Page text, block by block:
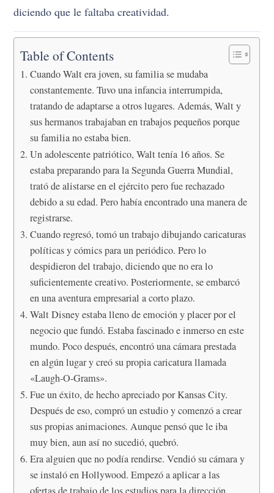
diciendo que le faltaba creatividad.
Table of Contents
Cuando Walt era joven, su familia se mudaba
constantemente. Tuvo una infancia interrumpida,
tratando de adaptarse a otros lugares. Además, Walt y
sus hermanos trabajaban en trabajos pequeños porque
su familia no estaba bien.
Un adolescente patriótico, Walt tenía 16 años. Se
estaba preparando para la Segunda Guerra Mundial,
trató de alistarse en el ejército pero fue rechazado
debido a su edad. Pero había encontrado una manera de
registrarse.
Cuando regresó, tomó un trabajo dibujando caricaturas
políticas y cómics para un periódico. Pero lo
despidieron del trabajo, diciendo que no era lo
suficientemente creativo. Posteriormente, se embarcó
en una aventura empresarial a corto plazo.
Walt Disney estaba lleno de emoción y placer por el
negocio que fundó. Estaba fascinado e inmerso en este
mundo. Poco después, encontró una cámara prestada
en algún lugar y creó su propia caricatura llamada
«Laugh-O-Grams».
Fue un éxito, de hecho apreciado por Kansas City.
Después de eso, compró un estudio y comenzó a crear
sus propias animaciones. Aunque pensó que le iba
muy bien, aun así no sucedió, quebró.
Era alguien que no podía rendirse. Vendió su cámara y
se instaló en Hollywood. Empezó a aplicar a las